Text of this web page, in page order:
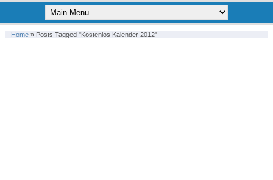
Home» Posts Tagged "kostenlos Kalender 2012"